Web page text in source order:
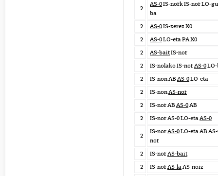
2
AS-0IS-nork IS-nor LO-
ba
2
AS-0IS-zerez X0
2
AS-0LO-eta PA X0
2
AS-baitIS-nor
2
IS-nolako IS-norAS-0
2
IS-non AB AS-0LO-eta
2
IS-nonAS-nor
2
IS-nor AB AS-0AB
2
IS-nor AS-0 LO-etaAS-0
2
IS-norAS-0LO-eta AB
nor
2
IS-norAS-bait
2
IS-norAS-laAS-noiz